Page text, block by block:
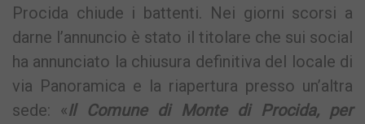
Procida chiude i battenti. Nei giorni scorsi a
darne l’annuncio è stato il titolare che sui social
ha annunciato la chiusura definitiva del locale di
via Panoramica e la riapertura presso un’altra
sede: «Il Comune di Monte di Procida, per